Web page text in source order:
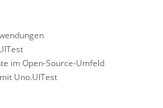
im Open-Source-Umfeld
Uno.UITest